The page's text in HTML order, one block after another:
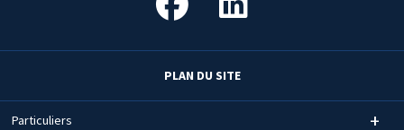
PLAN DU SITE
Particuliers